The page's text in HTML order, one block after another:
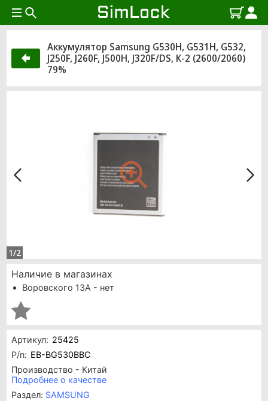
Аккумулятор Samsung G530H, G531H, G532,
J250F, J260F, J500H, J320F/DS, К-2 (2600/2060)
79%
1/2
Артикул: 25425
P/n: EB-BG530BBC
Производство - Китай
Подробнее о качестве
Раздел: SAMSUNG
Наличие в магазинах
Воровского 13А - нет